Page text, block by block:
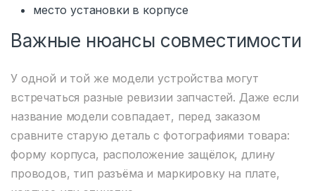
место установки в корпусе
Важные нюансы совместимости
У одной и той же модели устройства могут
встречаться разные ревизии запчастей. Даже если
название модели совпадает, перед заказом
сравните старую деталь с фотографиями товара:
форму корпуса, расположение защёлок, длину
проводов, тип разъёма и маркировку на плате,